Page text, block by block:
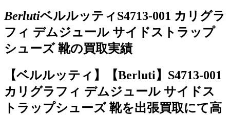
BerlutiベルルッティS4713-001 カリグラ
フィ デムジュール サイドストラップ
シューズ 靴の買取実績
【ベルルッティ】【Berluti】S4713-001
カリグラフィ デムジュール サイドス
トラップシューズ 靴を出張買取にて高